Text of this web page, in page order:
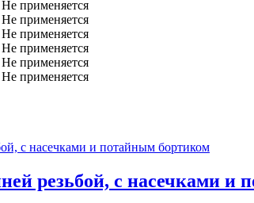
Не применяется
Не применяется
Не применяется
Не применяется
Не применяется
Не применяется
резьбой, с насечками и